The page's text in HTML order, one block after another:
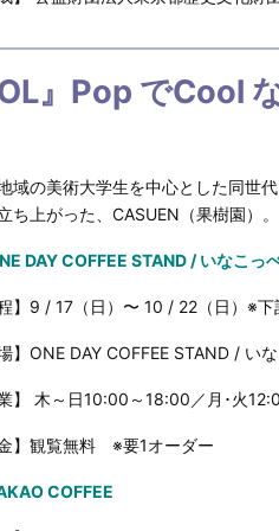
』Pop でCool
域の美術大学生を中心とした同世
ち上がった、CASUEN（果樹園）
DAY COFFEE STAND / いなこっ
程】9 / 17（日）〜 10 / 22（日）※
場】ONE DAY COFFEE STAND / い
業】 木～日10:00～18:00／月･火
金】観覧無料 ※要1オーダー
COFFEE